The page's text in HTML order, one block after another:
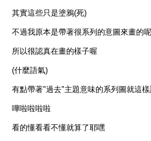
其實這些只是塗鴉(死)
不過我原本是帶著很系列的意圖來畫的呢
所以很認真在畫的樣子喔
(什麼語氣)
有點帶著"過去"主題意味的系列圖就這
嘩啦啦啦啦
看的懂看看不懂就算了耶嘿